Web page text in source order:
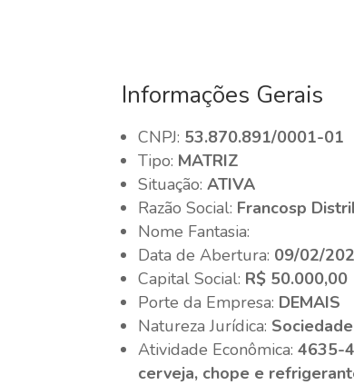
Informações Gerais
CNPJ: 53.870.891/0001-01
Tipo: MATRIZ
Situação:ATIVA
Razão Social: Francosp
Nome Fantasia:
Data de Abertura: 09/02/
Capital Social: R$ 50.000,00
Porte da Empresa: DEMAIS
Natureza Jurídica:
Atividade Econômica:4635-
cerveja, chope e